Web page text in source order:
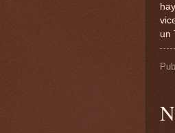
un